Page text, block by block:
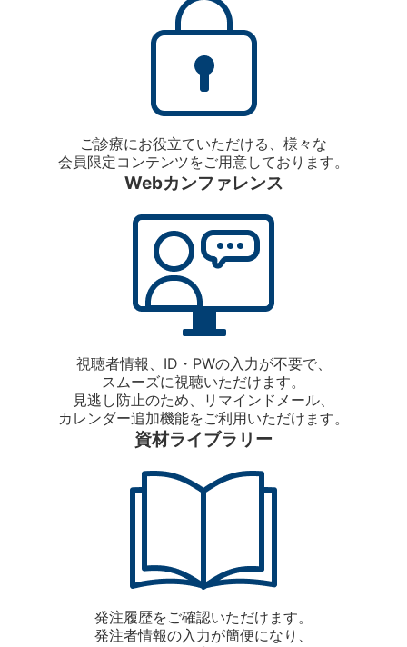
ご診療にお役立ていただける、様々な
会員限定コンテンツをご用意しております。
Webカンファレンス
視聴者情報、ID・PWの入力が不要で、
スムーズに視聴いただけます。
見逃し防止のため、リマインドメール、
カレンダー追加機能をご利用いただけます。
資材ライブラリー
発注履歴をご確認いただけます。
発注者情報の入力が簡便になり、